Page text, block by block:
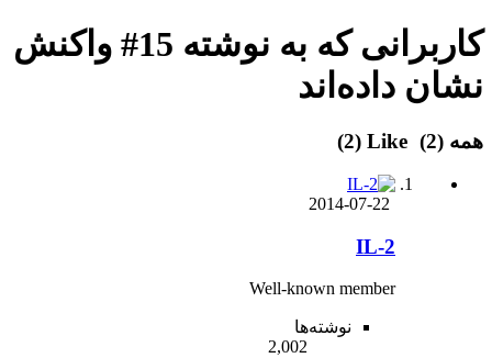
کاربرانی که به نوشته 15# واکنش
نشان داده‌اند
همه (2)
Like
(2)
2014-07-22
IL-2
Well-known member
نوشته‌ها
2,002